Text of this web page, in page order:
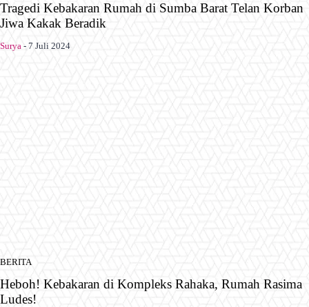
Tragedi Kebakaran Rumah di Sumba Barat Telan Korban
Jiwa Kakak Beradik
Surya - 7 Juli 2024
BERITA
Heboh! Kebakaran di Kompleks Rahaka, Rumah Rasima
Ludes!